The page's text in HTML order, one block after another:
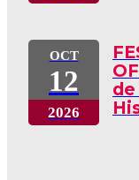
de
12
OCT
2026